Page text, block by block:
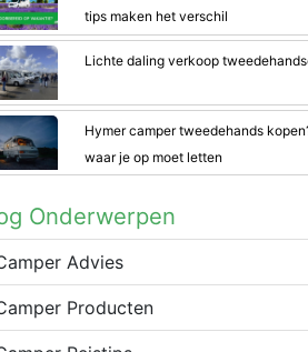
tips maken het verschil
Lichte daling verkoop
Hymer camper tweedehands
waar je op moet letten
Onderwerpen
Advies
Producten